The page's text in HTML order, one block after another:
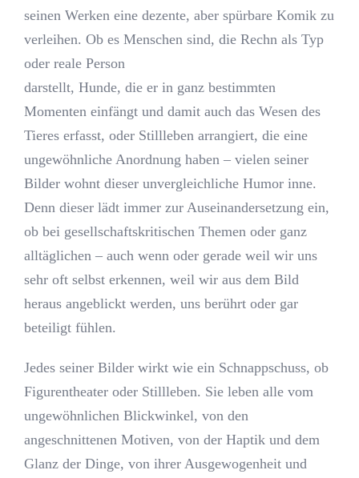
seinen Werken eine dezente, aber spürbare Komik zu
verleihen. Ob es Menschen sind, die Rechn als Typ
oder reale Person
darstellt, Hunde, die er in ganz bestimmten
Momenten einfängt und damit auch das Wesen des
Tieres erfasst, oder Stillleben arrangiert, die eine
ungewöhnliche Anordnung haben – vielen seiner
Bilder wohnt dieser unvergleichliche Humor inne.
Denn dieser lädt immer zur Auseinandersetzung ein,
ob bei gesellschaftskritischen Themen oder ganz
alltäglichen – auch wenn oder gerade weil wir uns
sehr oft selbst erkennen, weil wir aus dem Bild
heraus angeblickt werden, uns berührt oder gar
beteiligt fühlen.
Jedes seiner Bilder wirkt wie ein Schnappschuss, ob
Figurentheater oder Stillleben. Sie leben alle vom
ungewöhnlichen Blickwinkel, von den
angeschnittenen Motiven, von der Haptik und dem
Glanz der Dinge, von ihrer Ausgewogenheit und